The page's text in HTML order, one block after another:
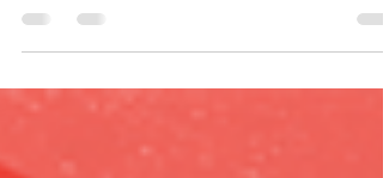
Hamburgueria transformam o gosto
local, mesclando inovação geek com
gastronômicas únicas